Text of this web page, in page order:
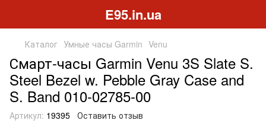
E95.in.ua
Каталог Умные часы Garmin Venu
Смарт-часы Garmin Venu 3S Slate S.
Steel Bezel w. Pebble Gray Case and
S. Band 010-02785-00
Артикул: 19395 Оставить отзыв